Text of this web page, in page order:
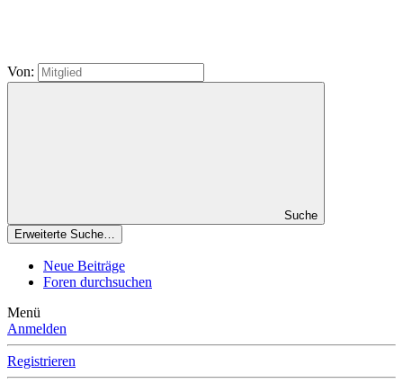
Von:
Suche
Erweiterte Suche…
Neue Beiträge
Foren durchsuchen
Menü
Anmelden
Registrieren